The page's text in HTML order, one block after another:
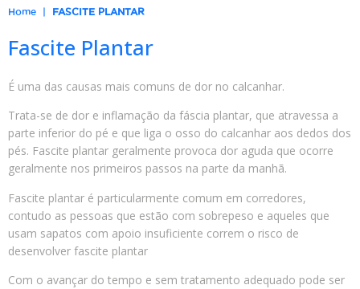
Home | FASCITE PLANTAR
Fascite Plantar
É uma das causas mais comuns de dor no calcanhar.
Trata-se de dor e inflamação da fáscia plantar, que atravessa a
parte inferior do pé e que liga o osso do calcanhar aos dedos dos
pés. Fascite plantar geralmente provoca dor aguda que ocorre
geralmente nos primeiros passos na parte da manhã.
Fascite plantar é particularmente comum em corredores,
contudo as pessoas que estão com sobrepeso e aqueles que
usam sapatos com apoio insuficiente correm o risco de
desenvolver fascite plantar
Com o avançar do tempo e sem tratamento adequado pode ser